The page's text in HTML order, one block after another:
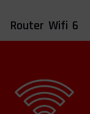
Router Wifi 6